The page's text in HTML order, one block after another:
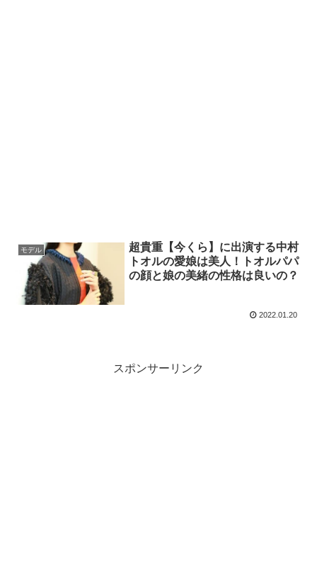
モデル
超貴重【今くら】に出演する中村
トオルの愛娘は美人！トオルパパ
の顔と娘の美緒の性格は良いの？
2022.01.20
スポンサーリンク